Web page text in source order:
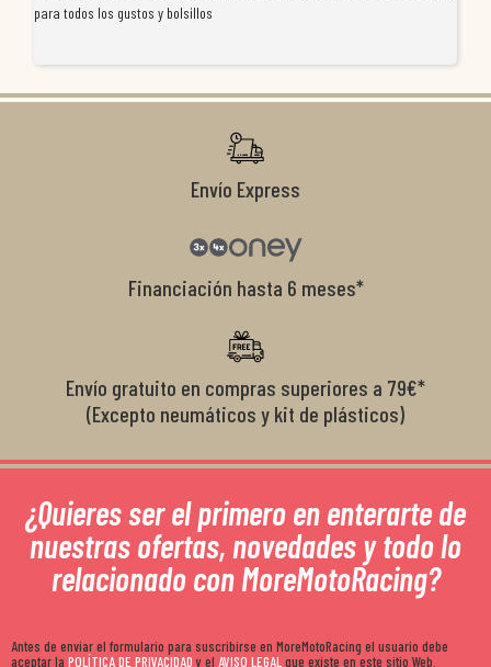
para todos los gustos y bolsillos
Envío Express
Financiación hasta 6 meses*
Envío gratuito en compras superiores a 79€*
(Excepto neumáticos y kit de plásticos)
¿Quieres ser el primero en enterarte de
nuestras ofertas, novedades y todo lo
relacionado con MoreMotoRacing?
Antes de enviar el formulario para suscribirse en MoreMotoRacing el usuario debe
aceptar la POLÍTICA DE PRIVACIDADy el AVISO LEGALque existe en este sitio Web.